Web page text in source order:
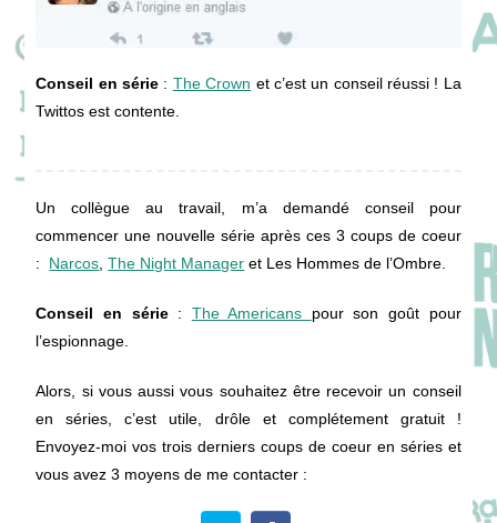
Conseil en série : The Crown et c’est un conseil réussi ! La
Twittos est contente.
Un collègue au travail, m’a demandé conseil pour
commencer une nouvelle série après ces 3 coups de coeur
: Narcos ,The Night Manager et Les Hommes de l’Ombre.
Conseil en série: The Americans pour son goût pour
l’espionnage.
Alors, si vous aussi vous souhaitez être recevoir un conseil
en séries, c’est utile, drôle et complétement gratuit !
Envoyez-moi vos trois derniers coups de coeur en séries et
vous avez 3 moyens de me contacter :